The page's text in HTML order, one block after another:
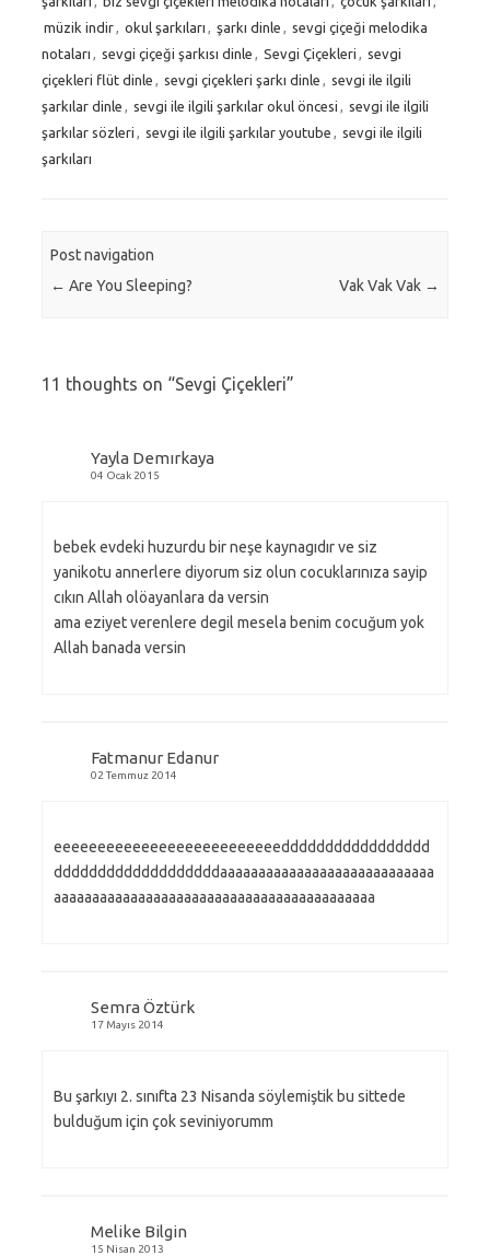
müzik indir, okul şarkıları , şarkı dinle , sevgi çiçeği melodika
notaları , sevgi çiçeği şarkısı dinle , Sevgi Çiçekleri , sevgi
çiçekleri flüt dinle , sevgi çiçekleri şarkı dinle , sevgi ile ilgili
şarkılar dinle , sevgi ile ilgili şarkılar okul öncesi , sevgi ile ilgili
şarkılar sözleri , sevgi ile ilgili şarkılar youtube , sevgi ile ilgili
şarkıları
Post navigation
← Are You Sleeping? Vak Vak Vak →
11 thoughts on “Sevgi Çiçekleri”
Yayla Demırkaya
04 Ocak 2015
bebek evdeki huzurdu bir neşe kaynagıdır ve siz
yanikotu annerlere diyorum siz olun cocuklarınıza sayip
cıkın Allah olöayanlara da versin
ama eziyet verenlere degil mesela benim cocuğum yok
Allah banada versin
Fatmanur Edanur
02 Temmuz 2014
eeeeeeeeeeeeeeeeeeeeeeeeeeddddddddddddddddd
dddddddddddddddddddaaaaaaaaaaaaaaaaaaaaaaaaaaaa
aaaaaaaaaaaaaaaaaaaaaaaaaaaaaaaaaaaaaaaaaa
Semra Öztürk
17 Mayıs 2014
Bu şarkıyı 2. sınıfta 23 Nisanda söylemiştik bu sittede
bulduğum için çok seviniyorumm
Melike Bilgin
15 Nisan 2013